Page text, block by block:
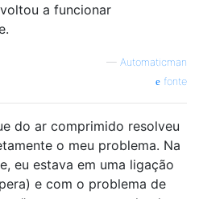
a funcionar
— Automaticman
fonte
do ar comprimido resolveu
o meu problema. Na
eu estava em uma ligação
e com o problema de